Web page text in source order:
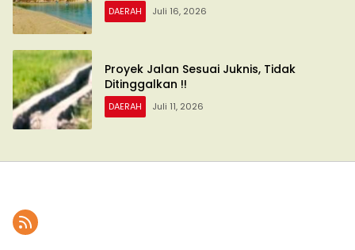
DAERAH Juli 16, 2026
Proyek Jalan Sesuai Juknis, Tidak
Ditinggalkan !!
DAERAH Juli 11, 2026